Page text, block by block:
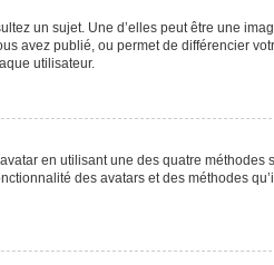
un sujet. Une d’elles peut être une
avez publié, ou permet de différencier
utilisateur.
en utilisant une des quatre
des avatars et des méthodes